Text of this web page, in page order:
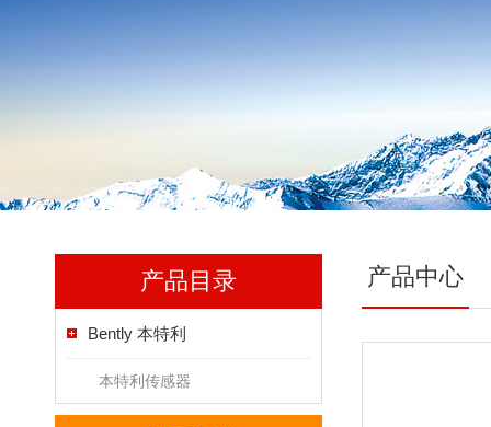
产品目录
Bently 本特利
本特利传感器
产品中心